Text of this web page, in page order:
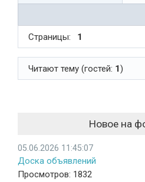
Страницы: 1
Читают тему (гостей: 1)
Новое на
05.06.2026 11:45:07
Доска объявлений
Просмотров: 1832